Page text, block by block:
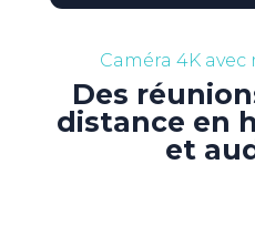
Caméra 4K
Des
distance en
et